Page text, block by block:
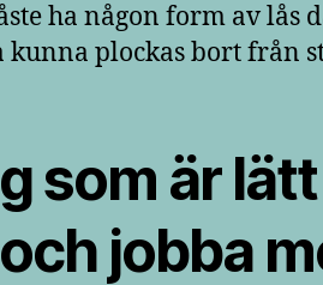
ha någon form av lås
plockas bort från
som är
jobba